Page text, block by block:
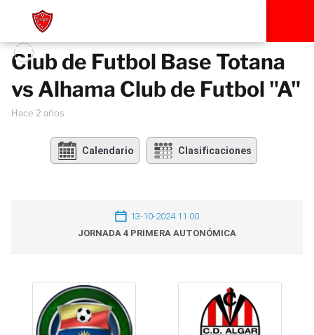
Club de Futbol Base Totana
vs Alhama Club de Futbol "A"
hace 2 años
Calendario Clasificaciones
13-10-2024 11:00
JORNADA 4 PRIMERA AUTONÓMICA